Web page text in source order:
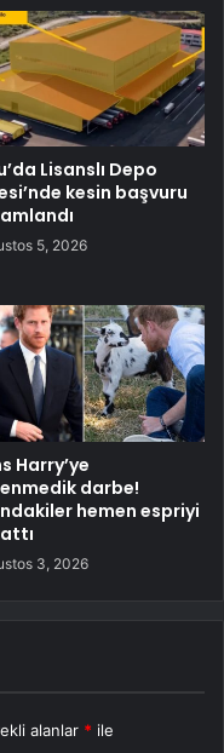
Lisanslı Depo
kesin başvuru
5, 2026
Harry’ye
darbe!
hemen espriyi
3, 2026
alanlar * ile